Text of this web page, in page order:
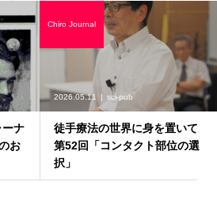
ーナ
お
2026.05.11 sci-pub
徒手療法の世界に身を置いて
第52回「コンタクト部位の選
択」
Chiro Journal